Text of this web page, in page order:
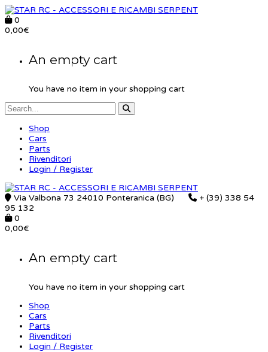
0
0,00€
An empty cart
You have no item in your shopping cart
Shop
Cars
Parts
Rivenditori
Login / Register
Via Valbona 73 24010 Ponteranica (BG)
+ (39) 338 54
95 132
0
0,00€
An empty cart
You have no item in your shopping cart
Shop
Cars
Parts
Rivenditori
Login / Register